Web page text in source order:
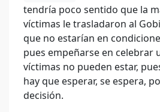
tendría poco sentido que la
víctimas le trasladaron al
que no estarían en
pues empeñarse en celebrar
víctimas no pueden estar,
hay que esperar, se espera,
decisión.